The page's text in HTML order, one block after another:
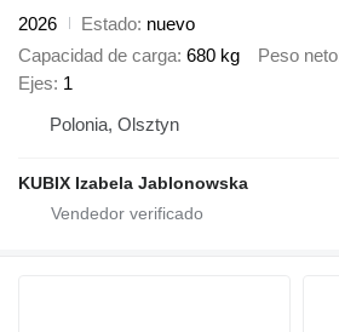
2026
Estado nuevo
Capacidad de carga 680 kg Peso neto
Ejes 1
Polonia, Olsztyn
KUBIX Izabela Jablonowska